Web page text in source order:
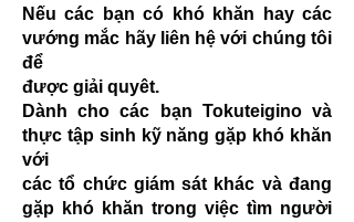
Nếu các bạn có khó khăn hay các
vướng mắc hãy liên hệ với chúng tôi
để
được giải quyêt.
Dành cho các bạn Tokuteigino và
thực tập sinh kỹ năng gặp khó khăn
với
các tổ chức giám sát khác và đang
gặp khó khăn trong việc tìm người